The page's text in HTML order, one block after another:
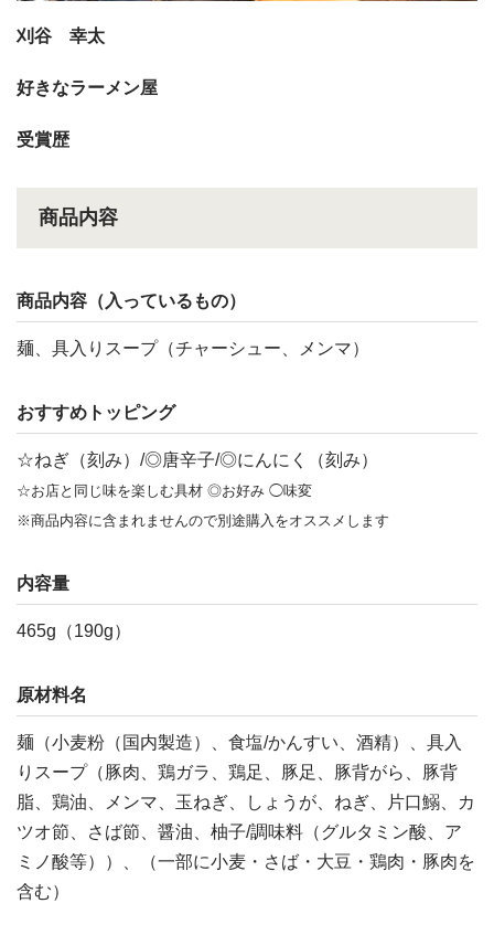
刈谷 幸太
好きなラーメン屋
受賞歴
商品内容
商品内容（入っているもの）
麺、具入りスープ（チャーシュー、メンマ）
おすすめトッピング
☆ねぎ（刻み）/◎唐辛子/◎にんにく（刻み）
☆お店と同じ味を楽しむ具材 ◎お好み ◯味変
※商品内容に含まれませんので別途購入をオススメします
内容量
465g（190g）
原材料名
麺（小麦粉（国内製造）、食塩/かんすい、酒精）、具入
りスープ（豚肉、鶏ガラ、鶏足、豚足、豚背がら、豚背
脂、鶏油、メンマ、玉ねぎ、しょうが、ねぎ、片口鰯、カ
ツオ節、さば節、醤油、柚子/調味料（グルタミン酸、ア
ミノ酸等））、（一部に小麦・さば・大豆・鶏肉・豚肉を
含む）